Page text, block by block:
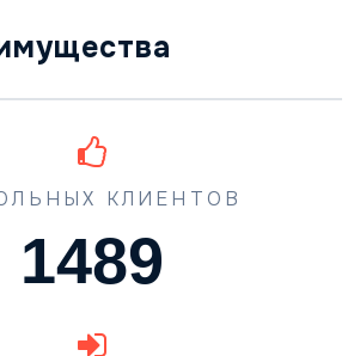
КЛИЕНТОВ
1489